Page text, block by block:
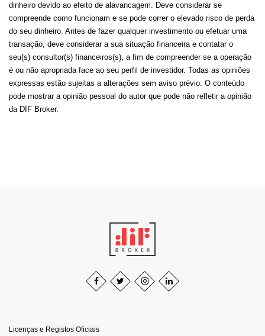
dinheiro devido ao efeito de alavancagem. Deve considerar se
compreende como funcionam e se pode correr o elevado risco de perda
do seu dinheiro. Antes de fazer qualquer investimento ou efetuar uma
transação, deve considerar a sua situação financeira e contatar o
seu(s) consultor(s) financeiros(s), a fim de compreender se a operação
é ou não apropriada face ao seu perfil de investidor. Todas as opiniões
expressas estão sujeitas a alterações sem aviso prévio. O conteúdo
pode mostrar a opinião pessoal do autor que pode não refletir a opinião
da DIF Broker.
Licenças e Registos Oficiais